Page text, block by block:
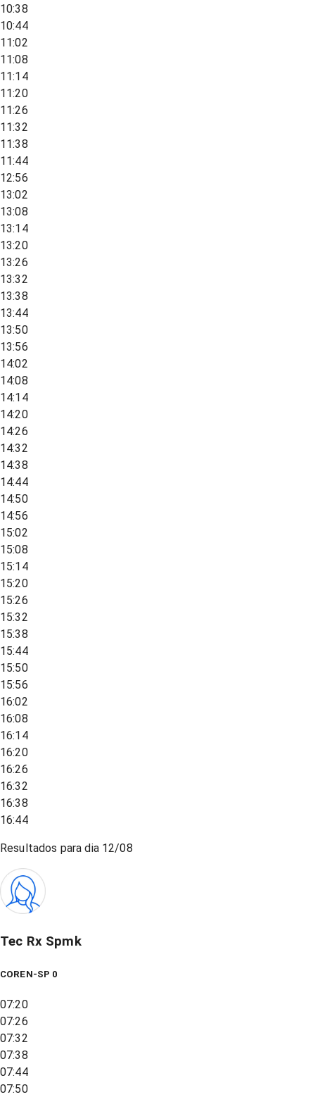
10:38
10:44
11:02
11:08
11:14
11:20
11:26
11:32
11:38
11:44
12:56
13:02
13:08
13:14
13:20
13:26
13:32
13:38
13:44
13:50
13:56
14:02
14:08
14:14
14:20
14:26
14:32
14:38
14:44
14:50
14:56
15:02
15:08
15:14
15:20
15:26
15:32
15:38
15:44
15:50
15:56
16:02
16:08
16:14
16:20
16:26
16:32
16:38
16:44
Resultados para dia 12/08
Tec Rx Spmk
COREN-SP 0
07:20
07:26
07:32
07:38
07:44
07:50